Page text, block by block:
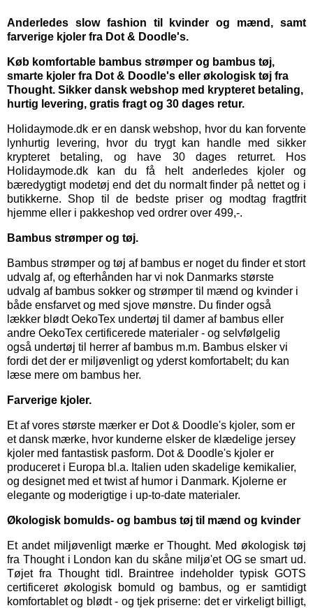
Anderledes slow fashion til kvinder og mænd, samt
farverige kjoler fra Dot & Doodle's.
Køb komfortable bambus strømper og bambus tøj,
smarte kjoler fra Dot & Doodle's eller økologisk tøj fra
Thought. Sikker dansk webshop med krypteret betaling,
hurtig levering, gratis fragt og 30 dages retur.
Holidaymode.dk er en dansk webshop, hvor du kan forvente
lynhurtig levering, hvor du trygt kan handle med sikker
krypteret betaling, og have 30 dages returret. Hos
Holidaymode.dk kan du få helt anderledes kjoler og
bæredygtigt modetøj end det du normalt finder på nettet og i
butikkerne. Shop til de bedste priser og modtag fragtfrit
hjemme eller i pakkeshop ved ordrer over 499,-.
Bambus strømper og tøj.
Bambus strømper og tøj af bambus er noget du finder et stort
udvalg af, og efterhånden har vi nok Danmarks største
udvalg af bambus sokker og strømper til mænd og kvinder i
både ensfarvet og med sjove mønstre. Du finder også
lækker blødt OekoTex undertøj til damer af bambus eller
andre OekoTex certificerede materialer - og selvfølgelig
også undertøj til herrer af bambus m.m. Bambus elsker vi
fordi det der er miljøvenligt og yderst komfortabelt; du kan
læse mere om bambus her.
Farverige kjoler.
Et af vores største mærker er Dot & Doodle's kjoler, som er
et dansk mærke, hvor kunderne elsker de klædelige jersey
kjoler med fantastisk pasform. Dot & Doodle's kjoler er
produceret i Europa bl.a. Italien uden skadelige kemikalier,
og designet med et twist af humor i Danmark. Kjolerne er
elegante og moderigtige i up-to-date materialer.
Økologisk bomulds- og bambus tøj til mænd og kvinder
Et andet miljøvenligt mærke erThought. Med økologisk tøj
fra Thought i London kan du skåne miljø'et OG se smart ud.
Tøjet fra Thought tidl. Braintree indeholder typisk GOTS
certificeret økologisk bomuld og bambus, og er samtidigt
komfortablet og blødt - og tjek priserne: det er virkeligt billigt,